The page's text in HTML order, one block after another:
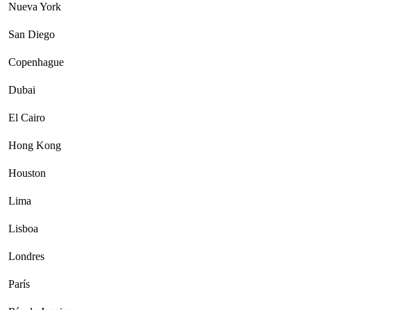
Nueva York
San Diego
Copenhague
Dubai
El Cairo
Hong Kong
Houston
Lima
Lisboa
Londres
París